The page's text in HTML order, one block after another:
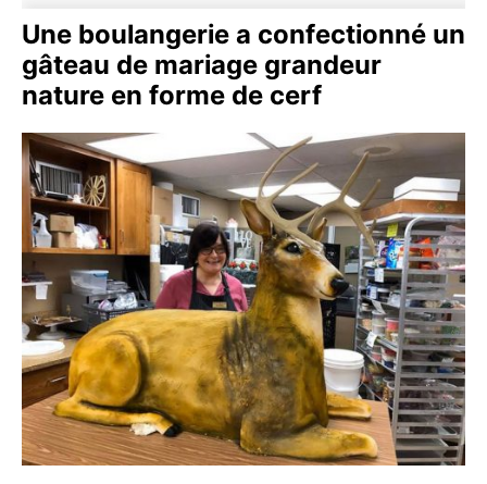
Une boulangerie a confectionné un
gâteau de mariage grandeur
nature en forme de cerf